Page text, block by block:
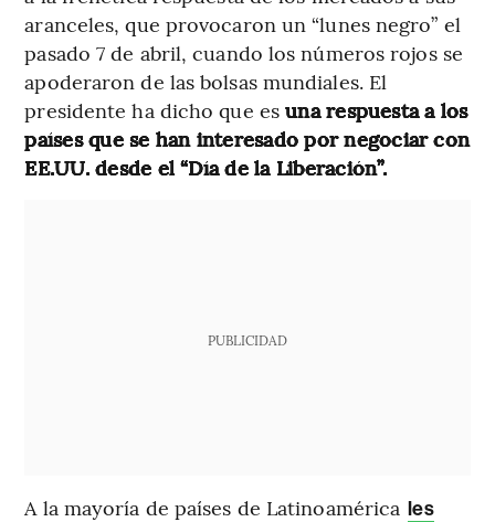
aranceles, que provocaron un “lunes negro” el
pasado 7 de abril, cuando los números rojos se
apoderaron de las bolsas mundiales. El
presidente ha dicho que esuna respuesta a los
países que se han interesado por negociar con
EE.UU. desde el “Día de la Liberación”.
PUBLICIDAD
A la mayoría de países de Latinoamérica les